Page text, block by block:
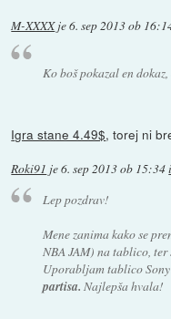
M-XXXXje6. sep 2013 ob
Ko boš pokazal en
Igra stane 4.49$, torej ni
Roki91 je6. sep 2013 ob 15:34
Lep pozdrav!
Mene zanima kako se
NBA JAM) na tablico,
Uporabljam tablico
partisa. Najlepša hvala!